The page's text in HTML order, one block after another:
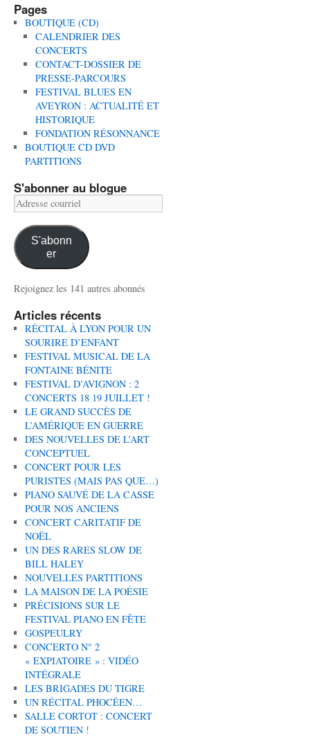
Pages
BOUTIQUE (CD)
CALENDRIER DES
CONCERTS
CONTACT-DOSSIER DE
PRESSE-PARCOURS
FESTIVAL BLUES EN
AVEYRON : ACTUALITÉ ET
HISTORIQUE
FONDATION RÉSONNANCE
BOUTIQUE CD DVD
PARTITIONS
S'abonner au blogue
Adresse
courriel
S'abonn
er
Rejoignez les 141 autres abonnés
Articles récents
RÉCITAL À LYON POUR UN
SOURIRE D’ENFANT
FESTIVAL MUSICAL DE LA
FONTAINE BÉNITE
FESTIVAL D’AVIGNON : 2
CONCERTS 18 19 JUILLET !
LE GRAND SUCCÈS DE
L’AMÉRIQUE EN GUERRE
DES NOUVELLES DE L’ART
CONCEPTUEL
CONCERT POUR LES
PURISTES (MAIS PAS QUE…)
PIANO SAUVÉ DE LA CASSE
POUR NOS ANCIENS
CONCERT CARITATIF DE
NOËL
UN DES RARES SLOW DE
BILL HALEY
NOUVELLES PARTITIONS
LA MAISON DE LA POÉSIE
PRÉCISIONS SUR LE
FESTIVAL PIANO EN FÊTE
GOSPEULRY
CONCERTO N° 2
« EXPIATOIRE » : VIDÉO
INTÉGRALE
LES BRIGADES DU TIGRE
UN RÉCITAL PHOCÉEN…
SALLE CORTOT : CONCERT
DE SOUTIEN !